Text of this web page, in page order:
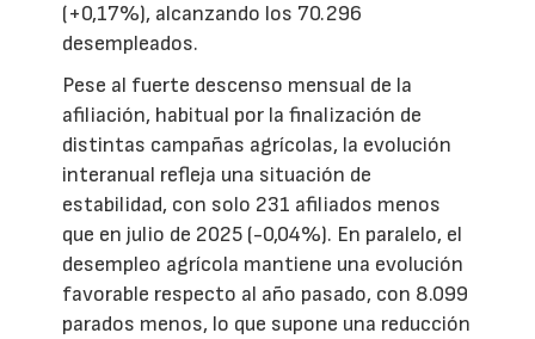
(+0,17%), alcanzando los 70.296
desempleados.
Pese al fuerte descenso mensual de la
afiliación, habitual por la finalización de
distintas campañas agrícolas, la evolución
interanual refleja una situación de
estabilidad, con solo 231 afiliados menos
que en julio de 2025 (-0,04%). En paralelo, el
desempleo agrícola mantiene una evolución
favorable respecto al año pasado, con 8.099
parados menos, lo que supone una reducción